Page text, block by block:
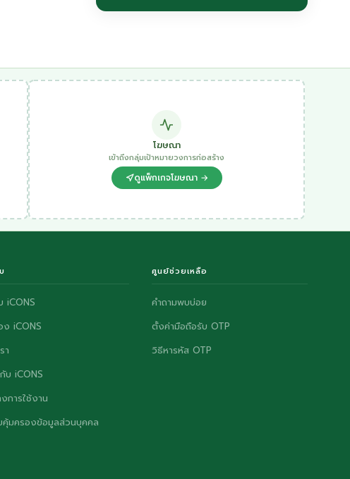
โฆษณา
เข้าถึงกลุ่มเป้าหมายวงการก่อสร้าง
ดูแพ็กเกจโฆษณา →
iCONS
ง iCONS
า
บ iCONS
การใช้งาน
คุ้มครองข้อมูลส่วนบุคคล
ศูนย์ช่วยเหลือ
คำถามพบบ่อย
ตั้งค่ามือถือรับ OTP
วิธีหารหัส OTP